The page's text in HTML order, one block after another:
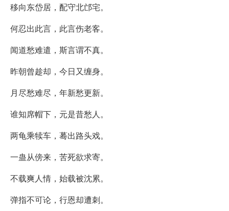
移向东岱居，配守北邙宅。
何忍出此言，此言伤老客。
闻道愁难遣，斯言谓不真。
昨朝曾趁却，今日又缠身。
月尽愁难尽，年新愁更新。
谁知席帽下，元是昔愁人。
两龟乘犊车，蓦出路头戏。
一蛊从傍来，苦死欲求寄。
不载爽人情，始载被沈累。
弹指不可论，行恩却遭刺。